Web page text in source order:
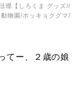
瑯【しろくま グッズ//
物園/ホッキョクグマ/
てー、２歳の娘